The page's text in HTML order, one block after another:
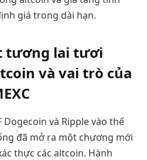
giá trong dài hạn.
tương lai tươi
và vai trò của
Dogecoin và Ripple vào thế
đã mở ra một chương mới
thực các altcoin. Hành